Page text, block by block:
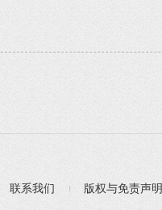
联系我们 版权与免责声明